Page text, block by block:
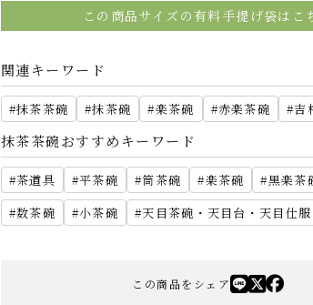
この商品サイズの有料手提げ袋はこ
関連キーワード
抹茶茶碗 抹茶碗 楽茶碗 赤楽茶碗 吉
抹茶茶碗おすすめキーワード
茶道具 平茶碗 筒茶碗 楽茶碗 黒楽茶
数茶碗
小茶碗 天目茶碗・天目台・天目仕服
この商品をシェア